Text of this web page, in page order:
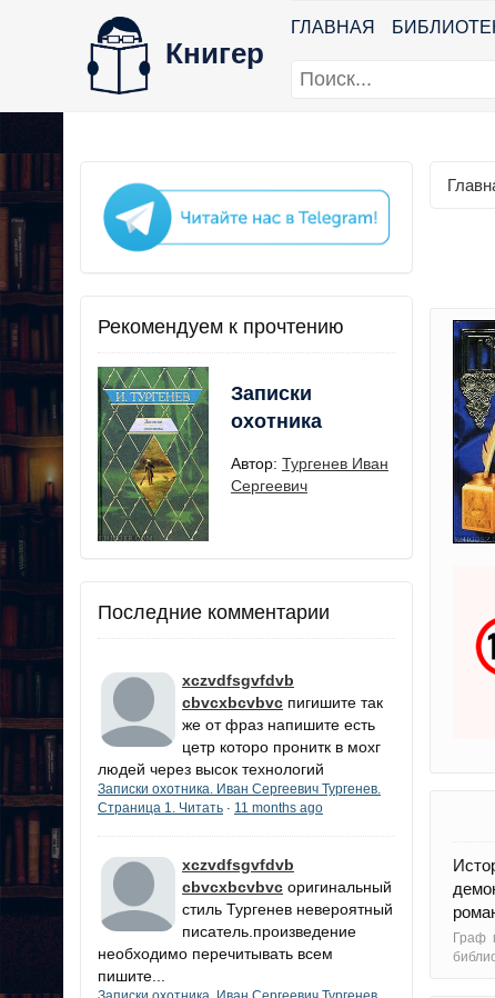
Книгер
ГЛАВНАЯ
Рекомендуем к прочтению
Записки
охотника
Автор: Тургенев Иван
Сергеевич
Последние комментарии
xczvdfsgvfdvb
cbvcxbcvbvc пигишите так
же от фраз напишите есть
цетр которо пронитк в мохг
людей через высок технологий
Записки охотника. Иван Сергеевич Тургенев.
Страница 1. Читать · 11 months ago
xczvdfsgvfdvb
cbvcxbcvbvc оригинальный
стиль Тургенев невероятный
писатель.произведение
необходимо перечитывать всем
пишите...
Граф